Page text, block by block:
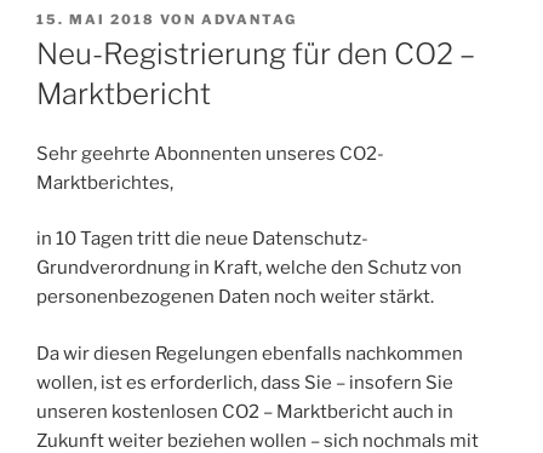
VERÖFFENTLICHT
AM
15. MAI 2018 VON ADVANTAG
Neu-Registrierung für den CO2 –
Marktbericht
Sehr geehrte Abonnenten unseres CO2-
Marktberichtes,
in 10 Tagen tritt die neue Datenschutz-
Grundverordnung in Kraft, welche den Schutz von
personenbezogenen Daten noch weiter stärkt.
Da wir diesen Regelungen ebenfalls nachkommen
wollen, ist es erforderlich, dass Sie – insofern Sie
unseren kostenlosen CO2 – Marktbericht auch in
Zukunft weiter beziehen wollen – sich nochmals mit